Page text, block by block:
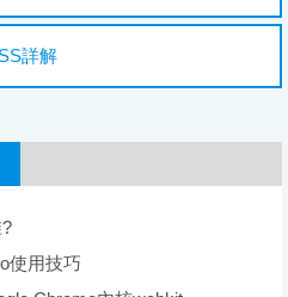
詳解
使用技巧